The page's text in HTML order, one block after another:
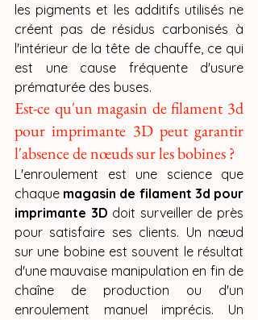
les pigments et les additifs utilisés ne
créent pas de résidus carbonisés à
l'intérieur de la tête de chauffe, ce qui
est une cause fréquente d'usure
prématurée des buses.
Est-ce qu'un magasin de filament 3d
pour imprimante 3D peut garantir
l'absence de nœuds sur les bobines ?
L'enroulement est une science que
chaque magasin de filament 3d pour
imprimante 3D doit surveiller de près
pour satisfaire ses clients. Un nœud
sur une bobine est souvent le résultat
d'une mauvaise manipulation en fin de
chaîne de production ou d'un